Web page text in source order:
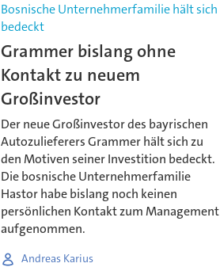
Bosnische Unternehmerfamilie hält sich
bedeckt
Grammer bislang ohne
Kontakt zu neuem
Großinvestor
Der neue Großinvestor des bayrischen
Autozulieferers Grammer hält sich zu
den Motiven seiner Investition bedeckt.
Die bosnische Unternehmerfamilie
Hastor habe bislang noch keinen
persönlichen Kontakt zum Management
aufgenommen.
Andreas Karius